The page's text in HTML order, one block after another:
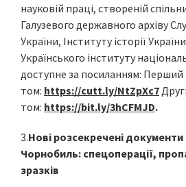
науковій праці, створеній
Галузевого державного архіву
України, Інституту історії
Українського інституту
доступне за посиланням: Перший
том: https://cutt.ly/NtZpXc7
том: https://bit.ly/3hCFMJD.
3.Нові розсекречені
Чорнобиль: спецоперації,
зразків